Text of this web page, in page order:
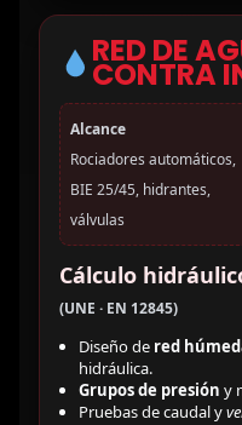
RED DE
CONTRA
Alcance
Rociadores automáticos,
BIE 25/45, hidrantes,
válvulas
Cálculo
(UNE · EN 12845)
Diseño de red
hidráulica.
Grupos de presión y
Pruebas de caudal y